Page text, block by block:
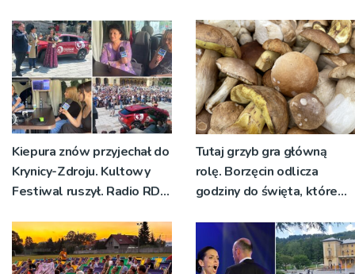
Kiepura znów przyjechał do
Krynicy-Zdroju. Kultowy
Festiwal ruszył. Radio RDN
żywo [ZDJĘCIA]
Tutaj grzyb gra główną
rolę. Borzęcin odlicza
godziny do święta, które
pokoleń